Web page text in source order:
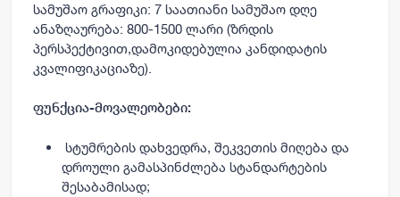
სამუშაო გრაფიკი: 7 საათიანი სამუშაო დღე
ანაზღაურება: 800-1500 ლარი (ზრდის
პერსპექტივით,დამოკიდებულია კანდიდატის
კვალიფიკაციაზე).
ფუნქცია-მოვალეობები:
სტუმრების დახვედრა, შეკვეთის მიღება და
დროული გამასპინძლება სტანდარტების
შესაბამისად;